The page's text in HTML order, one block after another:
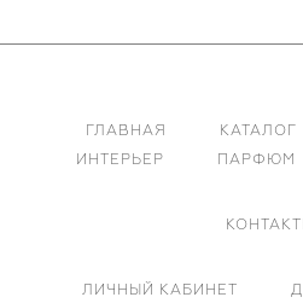
ГЛАВНАЯ КАТАЛОГ
ИНТЕРЬЕР
ПАРФЮМ
ЛИЧНЫЙ КАБИНЕТ